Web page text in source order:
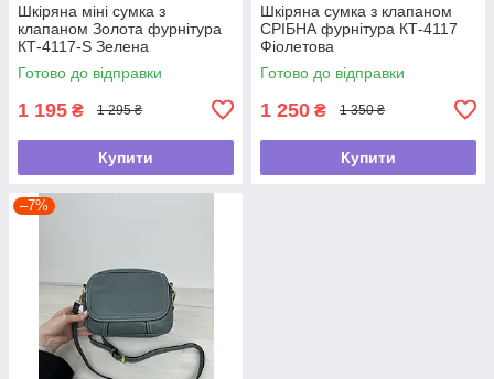
Шкіряна міні сумка з
клапаном Золота фурнітура
КТ-4117-S Зелена
Готово до відправки
1 195 ₴ 1 295 ₴
Купити
Шкіряна сумка з клапаном
СРІБНА фурнітура КТ-4117
Фіолетова
Готово до відправки
1 250 ₴ 1 350 ₴
Купити
–7%